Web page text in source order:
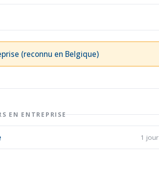
(reconnu en Belgique)
EN ENTREPRISE
1 jour